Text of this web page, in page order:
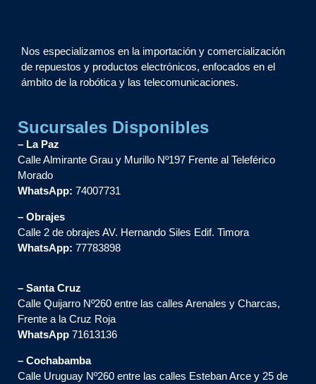
Nos especializamos en la importación y comercialización
de repuestos y productos electrónicos, enfocados en el
ámbito de la robótica y las telecomunicaciones.
Sucursales Disponibles
– La Paz
Calle Almirante Grau y Murillo Nº197 Frente al Teleférico
Morado
WhatsApp: 74007731
– Obrajes
Calle 2 de obrajes AV. Hernando Siles Edif. Timora
WhatsApp: 77783898
– Santa Cruz
Calle Quijarro Nº260 entre las calles Arenales y Charcas,
Frente a la Cruz Roja
WhatsApp 71613136
– Cochabamba
Calle Uruguay Nº260 entre las calles Esteban Arce y 25 de